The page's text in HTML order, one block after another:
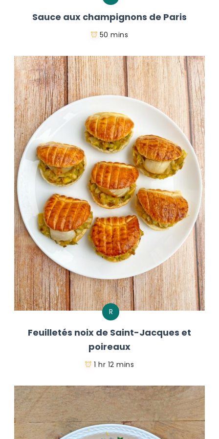
Sauce aux champignons de Paris
50 mins
R
Feuilletés noix de Saint-Jacques et
poireaux
1 hr 12 mins